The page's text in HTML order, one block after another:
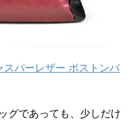
スパーレザー ボストンバ
グであっても、少しだけ